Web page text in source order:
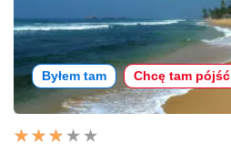
Byłem tam Chcę tam pójść